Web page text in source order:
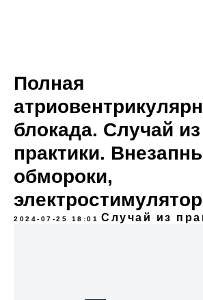
Полная
блокада. Случай из
практики.
обмороки,
2024-07-25 18:01 Случай из